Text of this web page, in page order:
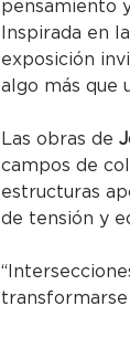
pensamiento
Inspirada en
exposición
algo más que
Las obras de
campos de
estructuras
de tensión y
transformarse